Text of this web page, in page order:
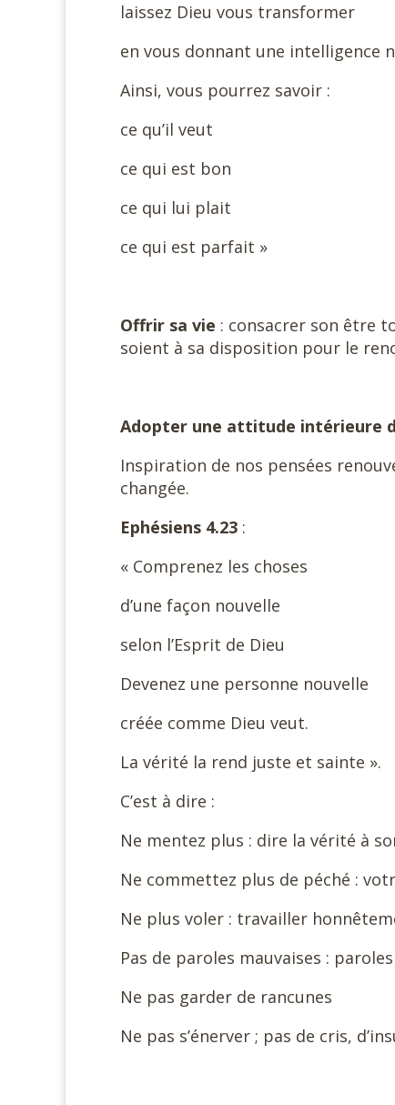
laissez Dieu vous transformer
en vous donnant une intelligence
Ainsi, vous pourrez savoir :
ce qu’il veut
ce qui est bon
ce qui lui plait
ce qui est parfait »
Offrir sa vie : consacrer son être
soient à sa disposition pour le
Adopter une attitude intérieure
Inspiration de nos pensées
changée.
Ephésiens 4.23 :
« Comprenez les choses
d’une façon nouvelle
selon l’Esprit de Dieu
Devenez une personne nouvelle
créée comme Dieu veut.
La vérité la rend juste et sainte ».
C’est à dire :
Ne mentez plus : dire la vérité à
Ne commettez plus de péché :
Ne plus voler : travailler
Pas de paroles mauvaises :
Ne pas garder de rancunes
Ne pas s’énerver ; pas de cris,